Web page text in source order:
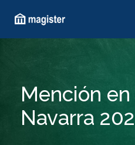
Mención
Navarra